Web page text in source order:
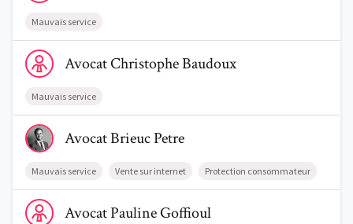
Mauvais service
Voir le profil de AvocatChristophe Baudoux
AvocatChristopheBaudoux
Mauvais service
Voir le profil de AvocatBrieuc Petre
AvocatBrieucPetre
Mauvais service Vente sur internet Protection consommateur
Voir le profil de AvocatPauline Goffioul
AvocatPaulineGoffioul